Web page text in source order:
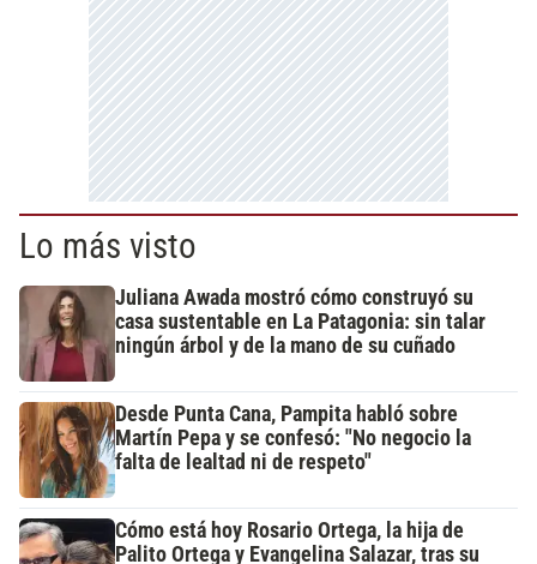
Lo más visto
Juliana Awada mostró cómo construyó su
casa sustentable en La Patagonia: sin talar
ningún árbol y de la mano de su cuñado
Desde Punta Cana, Pampita habló sobre
Martín Pepa y se confesó: "No negocio la
falta de lealtad ni de respeto"
Cómo está hoy Rosario Ortega, la hija de
Palito Ortega y Evangelina Salazar, tras su